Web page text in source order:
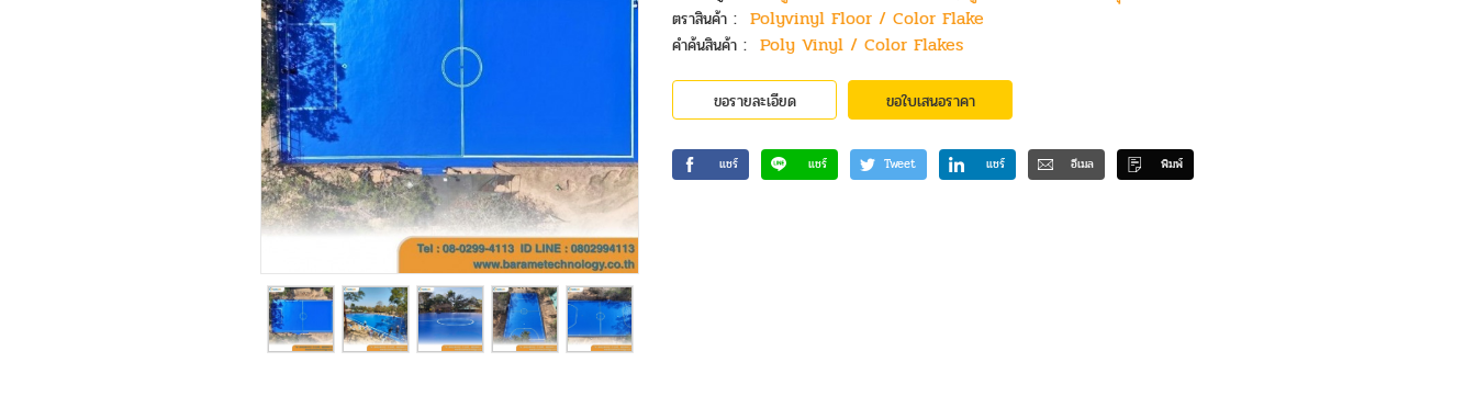
ตราสินค้า : Polyvinyl Floor / Color Flake
คำค้นสินค้า : Poly Vinyl / Color Flakes
ขอรายละเอียด ขอใบเสนอราคา
แชร์ แชร์ Tweet แชร์ อีเมล พิมพ์